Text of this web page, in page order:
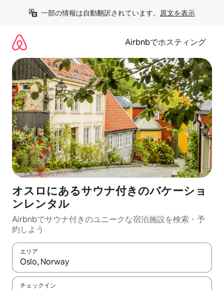
一部の情報は自動翻訳されています。 原文を表示
Airbnbでホスティング
オスロにあるサウナ付きのバケーショ
ンレンタル
Airbnbでサウナ付きのユニークな宿泊施設を検索・予
約しよう
エリア
検索結果が表示されたら、上下の矢印キーを使って移動するか
チェックイン